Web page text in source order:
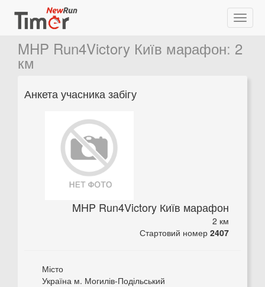
MHP Run4Victory Київ марафон: 2
км
Анкета учасника забігу
MHP Run4Victory Київ марафон
2 км
Стартовий номер 2407
Місто
Україна м. Могилів-Подільський